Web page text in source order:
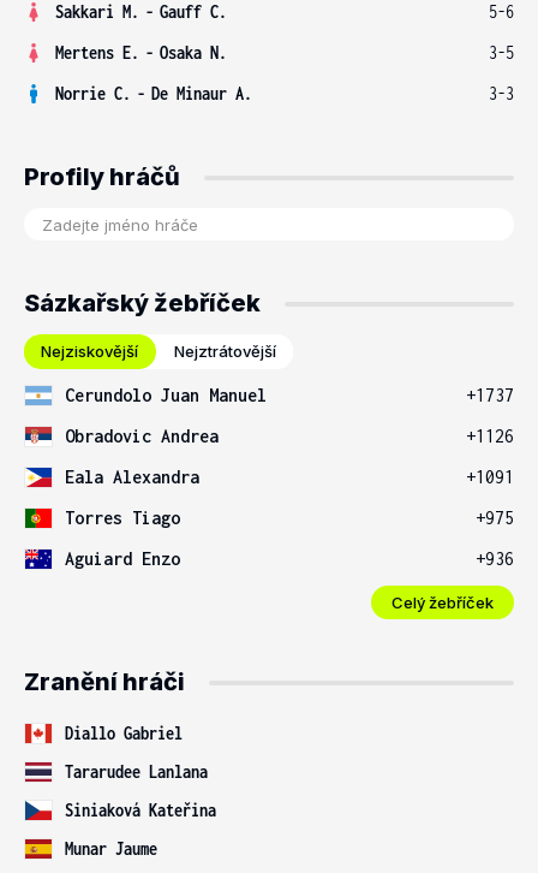
Sakkari M. - Gauff C.
5-6
Mertens E. - Osaka N.
3-5
Norrie C. - De Minaur A. 3-3
Profily hráčů
Sázkařský žebříček
Nejziskovější Nejztrátovější
Cerundolo Juan Manuel
+1737
Obradovic Andrea
+1126
Eala Alexandra
+1091
Torres Tiago
+975
Aguiard Enzo
+936
Celý žebříček
Zranění hráči
Diallo Gabriel
Tararudee Lanlana
Siniaková Kateřina
Munar Jaume